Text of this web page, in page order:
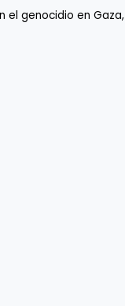
el genocidio en